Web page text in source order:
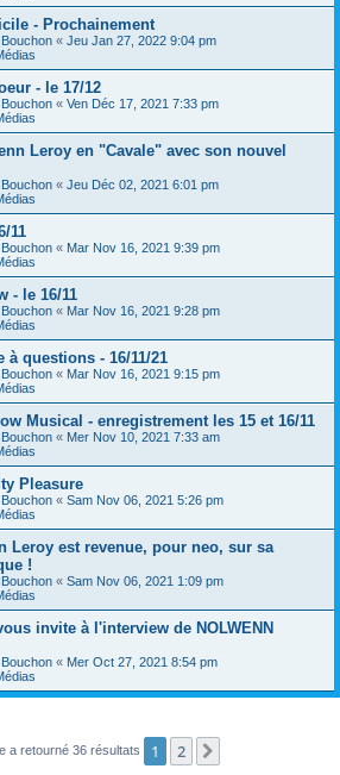
- Prochainement
Bouchon « Jeu Jan 27, 2022 9:04 pm
- le 17/12
Bouchon « Ven Déc 17, 2021 7:33 pm
Leroy en "Cavale" avec son nouvel
Bouchon « Jeu Déc 02, 2021 6:01 pm
11
Bouchon « Mar Nov 16, 2021 9:39 pm
- le 16/11
Bouchon « Mar Nov 16, 2021 9:28 pm
à questions - 16/11/21
Bouchon « Mar Nov 16, 2021 9:15 pm
Musical - enregistrement les 15 et 16/11
Bouchon « Mer Nov 10, 2021 7:33 am
Pleasure
Bouchon « Sam Nov 06, 2021 5:26 pm
Leroy est revenue, pour neo, sur sa
!
Bouchon « Sam Nov 06, 2021 1:09 pm
invite à l'interview de NOLWENN
Bouchon « Mer Oct 27, 2021 8:54 pm
a retourné 36 résultats 1 2